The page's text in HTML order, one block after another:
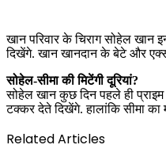
खान परिवार के चिराग सोहेल खान
दिखेंगे. खान खानदान के बेटे और
सोहेल-सीमा की मिटेंगी दूरियां?
सोहेल खान कुछ दिन पहले ही
टक्कर देते दिखेंगे. हालांकि सीमा
Related Articles